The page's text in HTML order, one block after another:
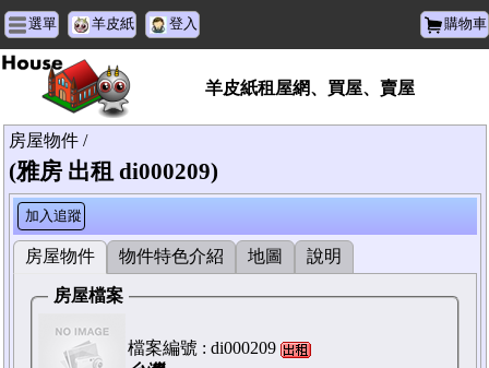
選單 羊皮紙 登入 購物車
羊皮紙租屋網、買屋、賣屋
房屋物件 /
(雅房 出租 di000209)
加入追蹤
房屋物件 物件特色介紹 地圖 說明
房屋檔案
檔案編號 : di000209